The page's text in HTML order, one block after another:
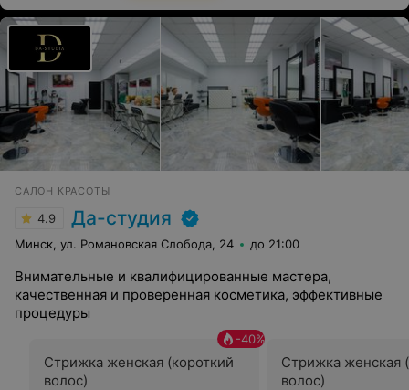
САЛОН КРАСОТЫ
4.9 Да-студия
Минск, ул. Романовская Слобода, 24 до 21:00
Внимательные и квалифицированные мастера,
качественная и проверенная косметика, эффективные
процедуры
Стрижка женская (короткий
волос)
-40%
Стрижка женская
волос)